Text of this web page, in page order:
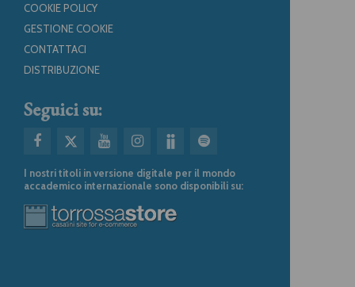
COOKIE POLICY
GESTIONE COOKIE
CONTATTACI
DISTRIBUZIONE
Seguici su:
I nostri titoli in versione digitale per il mondo
accademico internazionale sono disponibili su: